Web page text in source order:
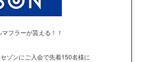
フラーが貰える！！
ゾンにご入会で先着150名様に